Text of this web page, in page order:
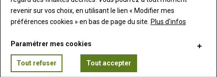
revenir sur vos choix, en utilisant le lien « Modifier mes
préférences cookies » en bas de page du site. Plus d'infos
Paramétrer mes cookies
Tout refuser Tout accepter